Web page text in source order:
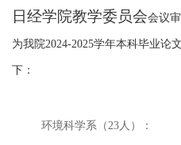
日经学院教学委员会会议
为我院2024-2025学年本科毕业论
下：
环境科学系（23人）：